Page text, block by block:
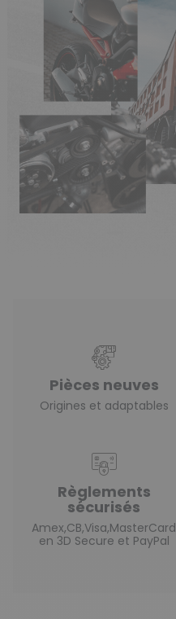
Pièces neuves
Origines et adaptables
Règlements
sécurisés
Amex,CB,Visa,MasterCard
en 3D Secure et PayPal